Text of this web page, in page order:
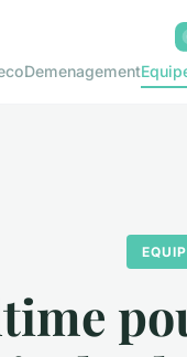
Demenagement